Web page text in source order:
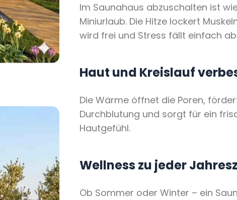
Im Saunahaus abzuschalten ist
Miniurlaub. Die Hitze lockert
wird frei und Stress fällt einfach
Haut und Kreislauf
Die Wärme öffnet die Poren,
Durchblutung und sorgt für ein
Hautgefühl.
Wellness zu jeder
Ob Sommer oder Winter – ein